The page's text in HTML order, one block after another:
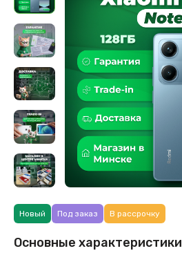
Новый Под заказ В рассрочку
Основные характеристики